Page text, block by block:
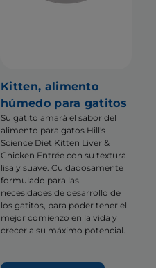
Kitten, alimento
húmedo para gatitos
Su gatito amará el sabor del
alimento para gatos Hill's
Science Diet Kitten Liver &
Chicken Entrée con su textura
lisa y suave. Cuidadosamente
formulado para las
necesidades de desarrollo de
los gatitos, para poder tener el
mejor comienzo en la vida y
crecer a su máximo potencial.